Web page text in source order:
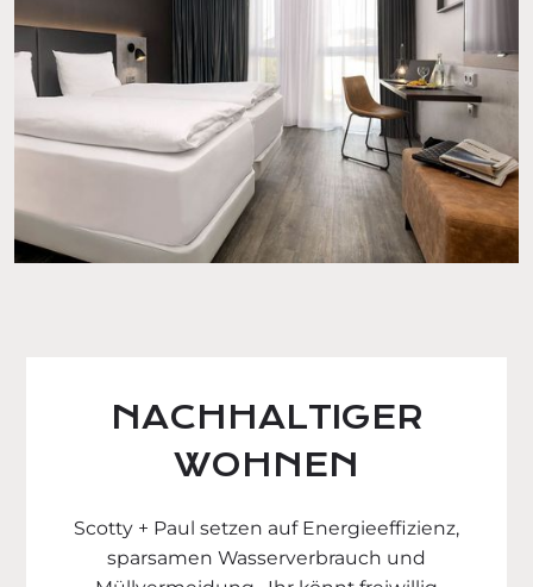
NACHHALTIGER
WOHNEN
Scotty + Paul setzen auf Energieeffizienz,
sparsamen Wasserverbrauch und